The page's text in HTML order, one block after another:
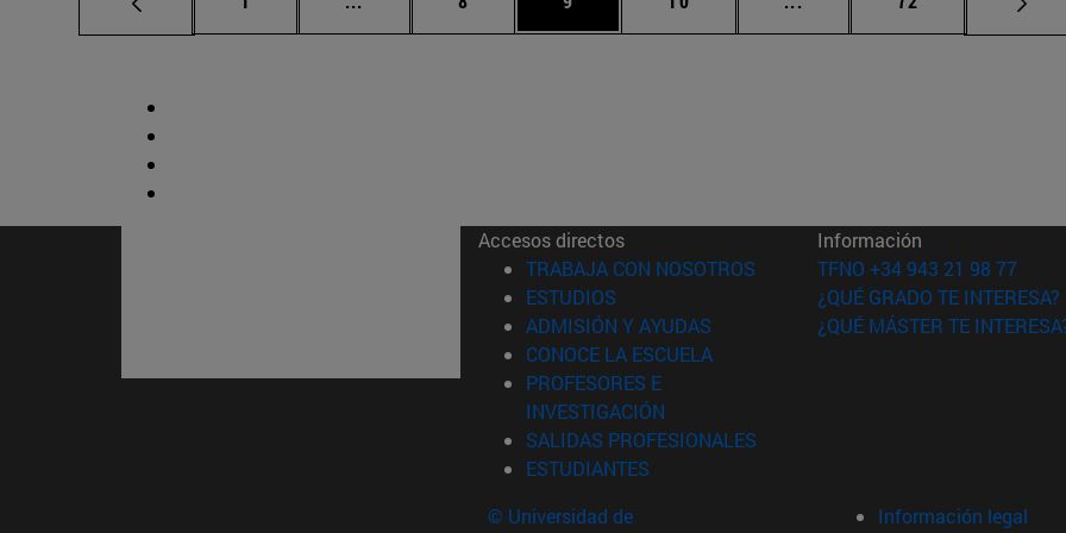
Accesos directos
TRABAJA CON NOSOTROS (abre en nueva ventana)
ESTUDIOS (abre en nueva ventana)
ADMISIÓN Y AYUDAS (abre en nueva ventana)
CONOCE LA ESCUELA(abre en nueva ventana)
PROFESORES E
INVESTIGACIÓN
SALIDAS PROFESIONALES
ESTUDIANTES
Información
TFNO +34 943 21 98 77
¿QUÉ GRADO TE INTERESA?
¿QUÉ MÁSTER TE
© Universidad de
Información legal